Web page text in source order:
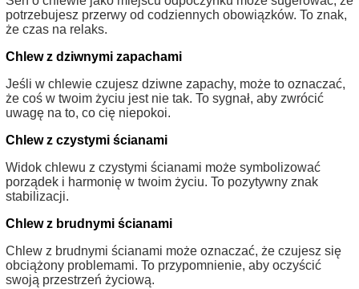
potrzebujesz przerwy od codziennych obowiązków. To znak,
że czas na relaks.
Chlew z dziwnymi zapachami
Jeśli w chlewie czujesz dziwne zapachy, może to oznaczać,
że coś w twoim życiu jest nie tak. To sygnał, aby zwrócić
uwagę na to, co cię niepokoi.
Chlew z czystymi ścianami
Widok chlewu z czystymi ścianami może symbolizować
porządek i harmonię w twoim życiu. To pozytywny znak
stabilizacji.
Chlew z brudnymi ścianami
Chlew z brudnymi ścianami może oznaczać, że czujesz się
obciążony problemami. To przypomnienie, aby oczyścić
swoją przestrzeń życiową.